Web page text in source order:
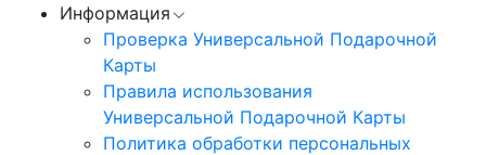
Информация
Проверка Универсальной Подарочной
Карты
Правила использования
Универсальной Подарочной Карты
Политика обработки персональных